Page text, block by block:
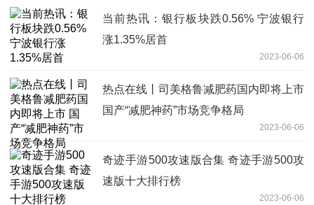
当前热讯：银行板块跌0.56% 宁波银行
涨1.35%居首
2023-06-06
热点在线丨司美格鲁减肥药国内即将上市
国产“减肥神药”市场竞争格局
2023-06-06
奇迹手游500攻速版合集 奇迹手游500攻
速版十大排行榜
2023-06-06